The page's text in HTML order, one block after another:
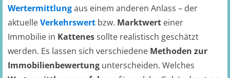
Wertermittlungaus einem anderen Anlass – der
aktuelleVerkehrswert bzw. Marktwert einer
Immobilie in Kattenessollte realistisch geschätzt
werden. Es lassen sich verschiedene Methoden zur
Immobilienbewertung unterscheiden. Welches